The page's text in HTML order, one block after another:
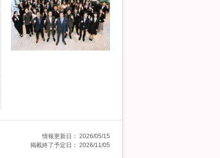
情報更新日： 2026/05/15
掲載終了予定日： 2026/11/05